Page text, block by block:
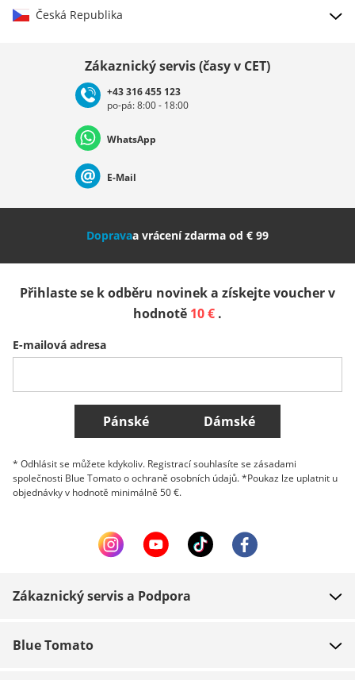
Česká Republika
Deutschland Österreich
Nederland Italia (Italiano) Italien (Deutsch)
Slovenija
Belgique (Français) Danmark Norge
Všechny země
Zákaznický servis (časy v CET)
+43 316 455 123
po-pá: 8:00 - 18:00
WhatsApp
E-Mail
Dopravaa vrácení zdarma od € 99
Přihlaste se k odběru novinek a získejte voucher v
hodnotě 10 € .
E-mailová adresa
Pánské Dámské
* Odhlásit se můžete kdykoliv. Registrací souhlasíte se zásadami
společnosti Blue Tomato o ochraně osobních údajů. *Poukaz lze uplatnit u
objednávky v hodnotě minimálně 50 €.
Zákaznický servis a Podpora
Blue Tomato